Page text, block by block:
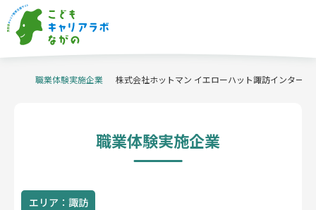
体験申込・相談
当サイトについて
職業体験支援コーディネーター
職業体験実施企業 株式会社ホットマン イエローハット諏訪インター店
職業体験実施企業
エリア：諏訪